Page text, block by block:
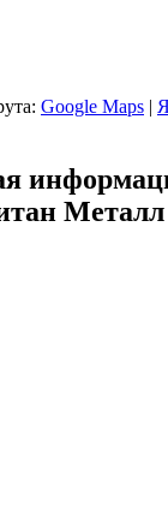
Google Maps |
Металл